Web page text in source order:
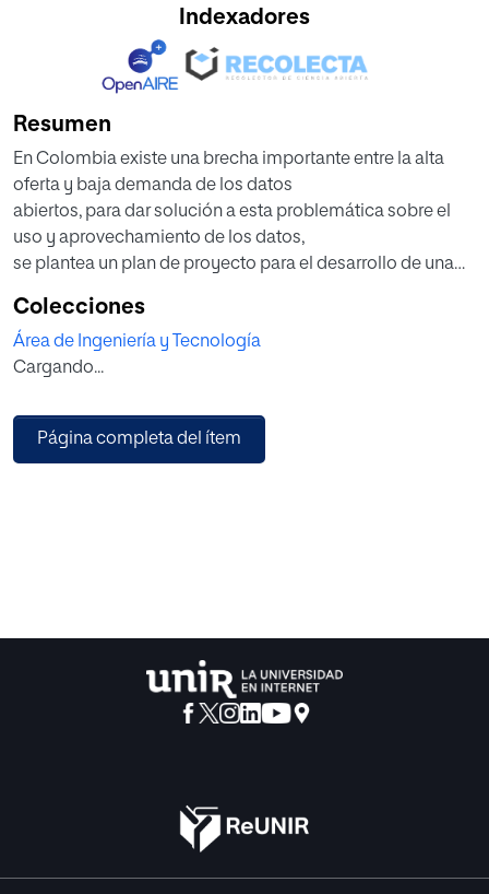
Indexadores
Resumen
En Colombia existe una brecha importante entre la alta
oferta y baja demanda de los datos
abiertos, para dar solución a esta problemática sobre el
uso y aprovechamiento de los datos,
se plantea un plan de proyecto para el desarrollo de una
a los diferentes actores del ecosistema de datos abiertos,
la búsqueda, publicación y
compartición de productos, servicios y soluciones
dispuestos por el Gobierno.
Para este propósito se estableció un plan de trabajo
el prototipo de la solución y cumplir con el objetivo
propuesto de planificación del desarrollo
Colecciones
Área de Ingeniería y Tecnología
Cargando...
Página completa del ítem